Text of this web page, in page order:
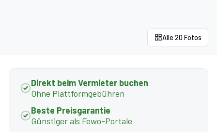
Alle 20 Fotos
Direkt beim Vermieter buchen
Ohne Plattformgebühren
Beste Preisgarantie
Günstiger als Fewo-Portale